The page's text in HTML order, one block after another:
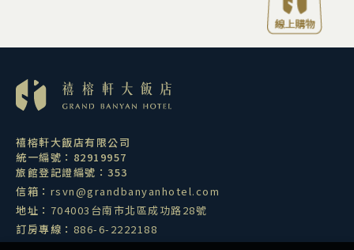
禧榕軒大飯店有限公司
統一編號：82919957
旅館登記證編號：353
信箱： rsvn@grandbanyanhotel.com
地址： 704003台南市北區成功路28號
訂房專線： 886-6-2222188